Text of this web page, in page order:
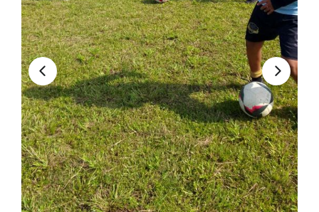
Convocatorias
GESTIÓN ADMINISTRATIVA
Plan de desarrollo y Ordenamiento Territorial -
Plan Anual Contratación - PAC
Plan Operativo Anual - POA
Convenios Institucionales
PRESUPUESTO: EJECUCIÓN Y REPORTES
Cédulas presupuestarias y balances